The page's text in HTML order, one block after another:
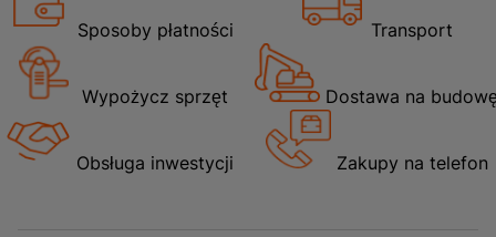
Sposoby płatności Transport
Wypożycz sprzęt Dostawa na
Obsługa inwestycji Zakupy na telefon